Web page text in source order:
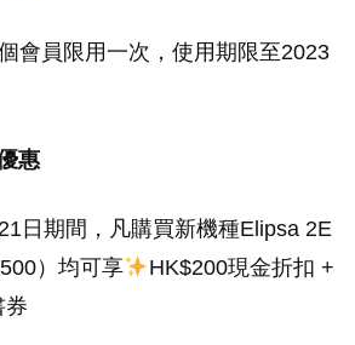
會員限用一次，使用期限至2023
惠
日期間，凡購買新機種Elipsa 2E
）均可享
HK$200現金折扣 +
券